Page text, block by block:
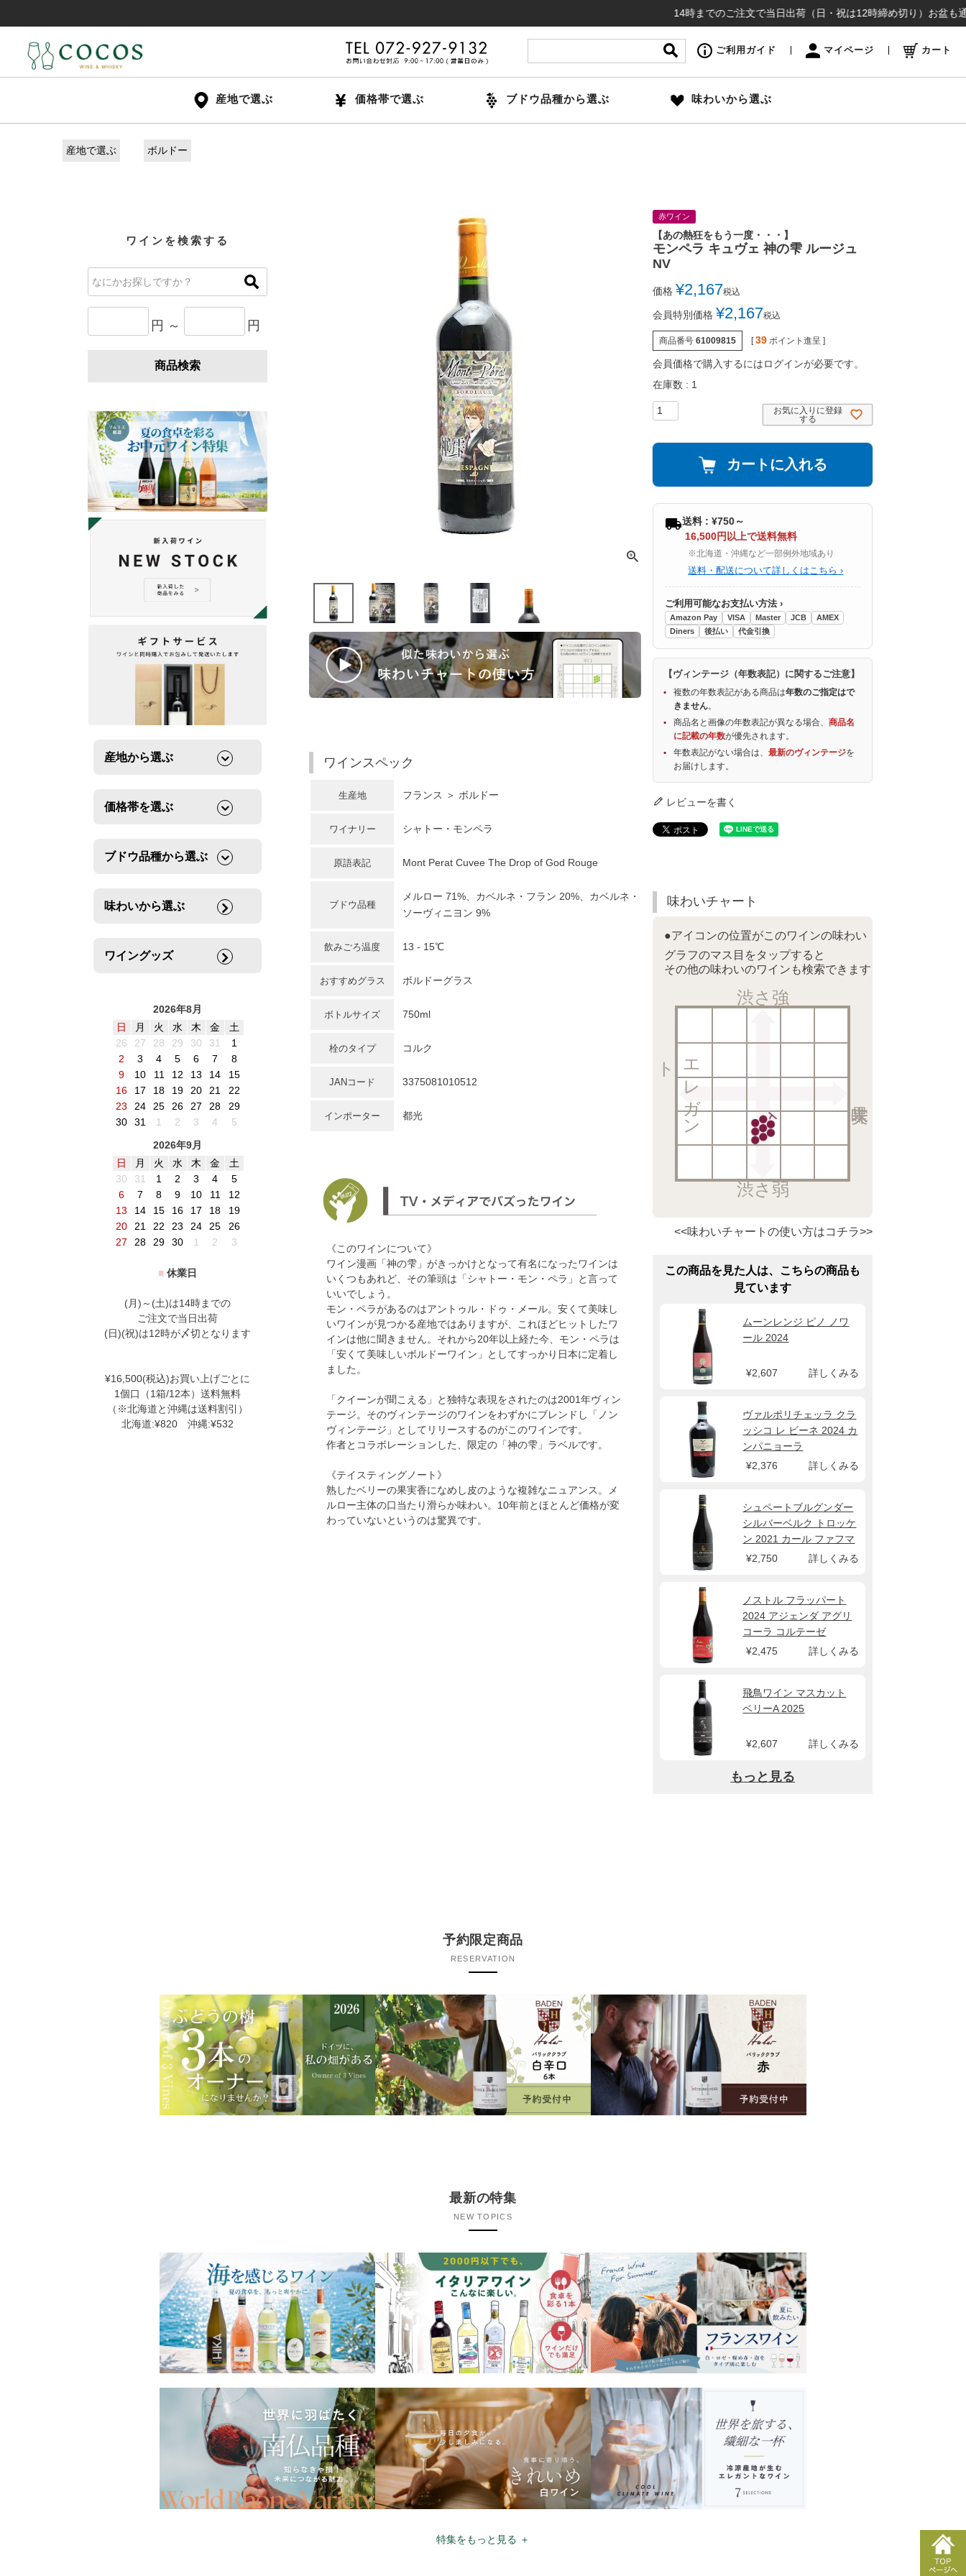
14時までのご注文で当日出荷（日・祝は12時締め切り）お盆も通常通
ご利用ガイド マイページ カート
産地で選ぶ 価格帯で選ぶ ブドウ品種から選ぶ 味わいから選ぶ
産地で選ぶ ボルドー
ワインを検索する
円 ～ 円
商品検索
産地から選ぶ
価格帯を選ぶ
ブドウ品種から選ぶ
味わいから選ぶ
ワイングッズ
2026年8月
日
月 火 水 木 金
土
26
27 28 29 30 31
1
2
3 4 5 6 7
8
9
10 11 12 13 14
15
16
17 18 19 20 21
22
23
24 25 26 27 28
29
30
31 1 2 3 4
5
2026年9月
日
月 火 水 木 金
土
30
31 1 2 3 4
5
6
7 8 9 10 11
12
13
14 15 16 17 18
19
20
21 22 23 24 25
26
27
28 29 30 1 2 3
■ 休業日
(月)～(土)は14時までの
ご注文で当日出荷
(日)(祝)は12時が〆切となります
¥16,500(税込)お買い上げごとに
1個口（1箱/12本）送料無料
（※北海道と沖縄は送料割引）
北海道:¥820 沖縄:¥532
ワインスペック
生産地 フランス ＞ ボルドー
ワイナリー シャトー・モンペラ
原語表記 Mont Perat Cuvee The Drop of God Rouge
ブドウ品種
メルロー 71%、カベルネ・フラン 20%、カベルネ・
ソーヴィニヨン 9%
飲みごろ温度 13 - 15℃
おすすめグラス ボルドーグラス
ボトルサイズ 750ml
栓のタイプ コルク
JANコード 3375081010512
インポーター 都光
《このワインについて》
ワイン漫画「神の雫」がきっかけとなって有名になったワインは
いくつもあれど、その筆頭は「シャトー・モン・ペラ」と言って
いいでしょう。
モン・ペラがあるのはアントゥル・ドゥ・メール。安くて美味し
いワインが見つかる産地ではありますが、これほどヒットしたワ
インは他に聞きません。それから20年以上経た今、モン・ペラは
「安くて美味しいボルドーワイン」としてすっかり日本に定着し
ました。
「クイーンが聞こえる」と独特な表現をされたのは2001年ヴィン
テージ。そのヴィンテージのワインをわずかにブレンドし「ノン
ヴィンテージ」としてリリースするのがこのワインです。
作者とコラボレーションした、限定の「神の雫」ラベルです。
《テイスティングノート》
熟したベリーの果実香になめし皮のような複雑なニュアンス。メ
ルロー主体の口当たり滑らか味わい。10年前とほとんど価格が変
わっていないというのは驚異です。
赤ワイン
【あの熱狂をもう一度・・・】
モンペラ キュヴェ 神の雫 ルージュ
NV
価格 ¥2,167税込
会員特別価格 ¥2,167税込
商品番号 61009815 [ 39 ポイント進呈 ]
会員価格で購入するにはログインが必要です。
在庫数
1
お気に入りに登録
する
カートに入れる
送料 : ¥750～
16,500円以上で送料無料
※北海道・沖縄など一部例外地域あり
送料・配送について詳しくはこちら ›
ご利用可能なお支払い方法 ›
Amazon Pay VISA Master JCB
AMEX
Diners
後払い 代金引換
【ヴィンテージ（年数表記）に関するご注意】
複数の年数表記がある商品は年数のご指定はで
きません。
商品名と画像の年数表記が異なる場合、商品名
に記載の年数が優先されます。
年数表記がない場合は、最新のヴィンテージを
お届けします。
レビューを書く
味わいチャート
●アイコンの位置がこのワインの味わい
グラフのマス目をタップすると
その他の味わいのワインも検索できます
渋さ強
渋さ弱
エ
レ
ガ
ン
ト
<<味わいチャートの使い方はコチラ>>
この商品を見た人は、こちらの商品も
見ています
ムーンレンジ ピノ ノワ
ール 2024
¥2,607 詳しくみる
ヴァルポリチェッラ クラ
ッシコ レ ビーネ 2024 カ
ンパニョーラ
¥2,376
詳しくみる
シュペートブルグンダー
シルバーベルク トロッケ
ン 2021 カール ファフマ
ン
¥2,750 詳しくみる
ノストル フラッパート
2024 アジェンダ アグリ
コーラ コルテーゼ
¥2,475
詳しくみる
飛鳥ワイン マスカット
ベリーA 2025
¥2,607 詳しくみる
もっと見る
予約限定商品
RESERVATION
最新の特集
NEW TOPICS
特集をもっと見る ＋